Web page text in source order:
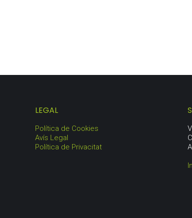
LEGAL
Política de Cookies
Avís Legal
Política de Privacitat